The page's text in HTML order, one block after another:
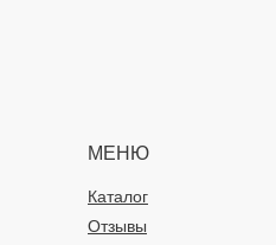
МЕНЮ
Каталог
Отзывы